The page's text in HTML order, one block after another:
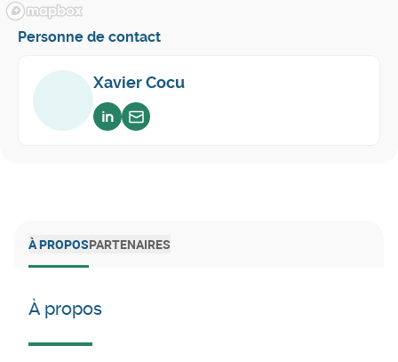
Personne de contact
Xavier Cocu
Voir sur linkedin
Envoyer un email
À PROPOSPARTENAIRES
À propos